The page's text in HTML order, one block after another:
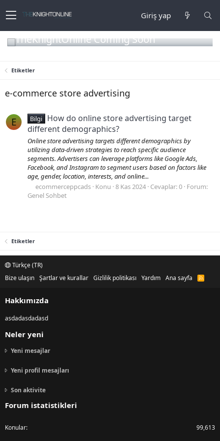
Giriş yap
TheKnightOnline Coming Soon
Etiketler
e-commerce store advertising
E Bilgi
How do online store advertising target
different demographics?
Online store advertising targets different demographics by
utilizing data-driven strategies to reach specific audience
segments. Advertisers can leverage platforms like Google Ads,
Facebook, and Instagram to segment users based on factors like
age, gender, location, interests, and online...
ecommerceppcads Konu 8 Kas 2024 Cevaplar: 0 Forum:
Genel Sohbet
Etiketler
Türkçe (TR)
Bize ulaşın Şartlar ve kurallar Gizlilik politikası Yardım Ana sayfa
R
S
Hakkımızda
asdadasdadasd
Neler yeni
Yeni mesajlar
Yeni profil mesajları
Son aktivite
Forum istatistikleri
Konular 99,613